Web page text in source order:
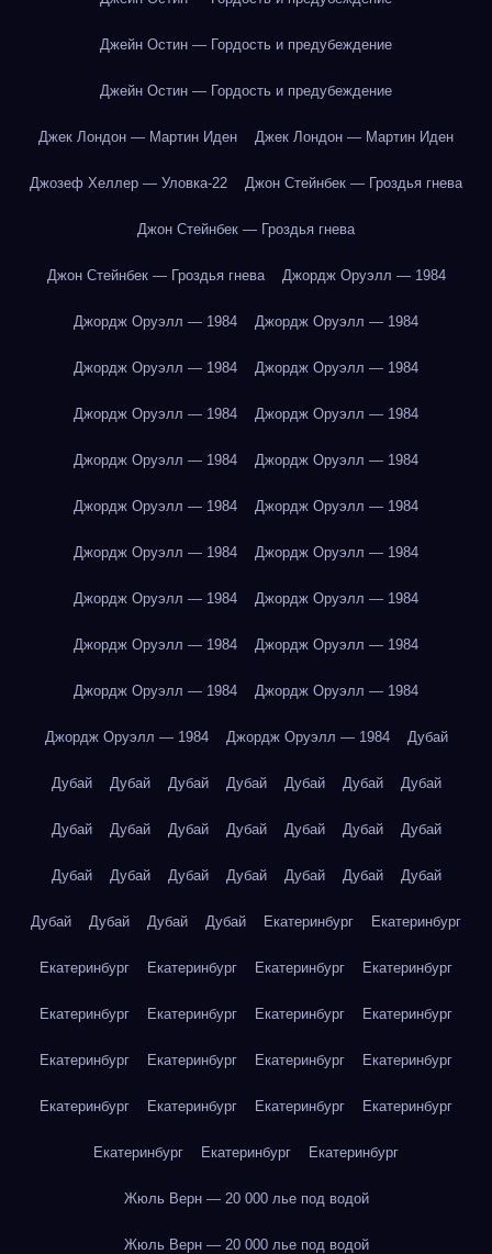
Джейн Остин — Гордость и предубеждение
Джейн Остин — Гордость и предубеждение
Джек Лондон — Мартин Иден Джек Лондон — Мартин Иден
Джозеф Хеллер — Уловка-22 Джон Стейнбек — Гроздья гнева
Джон Стейнбек — Гроздья гнева
Джон Стейнбек — Гроздья гнева Джордж Оруэлл — 1984
Джордж Оруэлл — 1984 Джордж Оруэлл — 1984
Джордж Оруэлл — 1984 Джордж Оруэлл — 1984
Джордж Оруэлл — 1984 Джордж Оруэлл — 1984
Джордж Оруэлл — 1984 Джордж Оруэлл — 1984
Джордж Оруэлл — 1984 Джордж Оруэлл — 1984
Джордж Оруэлл — 1984 Джордж Оруэлл — 1984
Джордж Оруэлл — 1984 Джордж Оруэлл — 1984
Джордж Оруэлл — 1984 Джордж Оруэлл — 1984
Джордж Оруэлл — 1984 Джордж Оруэлл — 1984
Джордж Оруэлл — 1984 Джордж Оруэлл — 1984 Дубай
Дубай Дубай Дубай Дубай Дубай Дубай Дубай
Дубай Дубай Дубай Дубай Дубай Дубай Дубай
Дубай Дубай Дубай Дубай Дубай Дубай Дубай
Дубай Дубай Дубай Дубай Екатеринбург Екатеринбург
Екатеринбург Екатеринбург Екатеринбург Екатеринбург
Екатеринбург Екатеринбург Екатеринбург Екатеринбург
Екатеринбург Екатеринбург Екатеринбург Екатеринбург
Екатеринбург Екатеринбург Екатеринбург Екатеринбург
Екатеринбург Екатеринбург Екатеринбург
Жюль Верн — 20 000 лье под водой
Жюль Верн — 20 000 лье под водой